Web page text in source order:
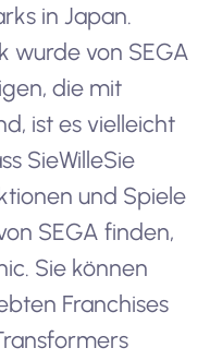
in Japan.
wurde von SEGA
die mit
ist es vielleicht
SieWilleSie
und Spiele
SEGA finden,
Sie können
Franchises